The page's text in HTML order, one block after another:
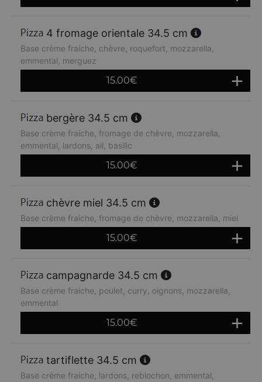
4 fromage orientale 34.5 cm
Base crème fraiche, chèvre, roquefort, mozzarella,
emmental, merguez
15.00€
bergère 34.5 cm
Base crème fraiche, fromage de chèvre, mozzarella,
emmental, lardons, ail, basilic
15.00€
chèvre miel 34.5 cm
Base crème fraiche, fromage de chèvre, mozzarella, miel
15.00€
campagnarde 34.5 cm
Base crème fraiche, poulet, curry, oignons, mozzarella,
emmental
15.00€
tartiflette 34.5 cm
Base crème fraiche, lardons, reblochon, emmental,